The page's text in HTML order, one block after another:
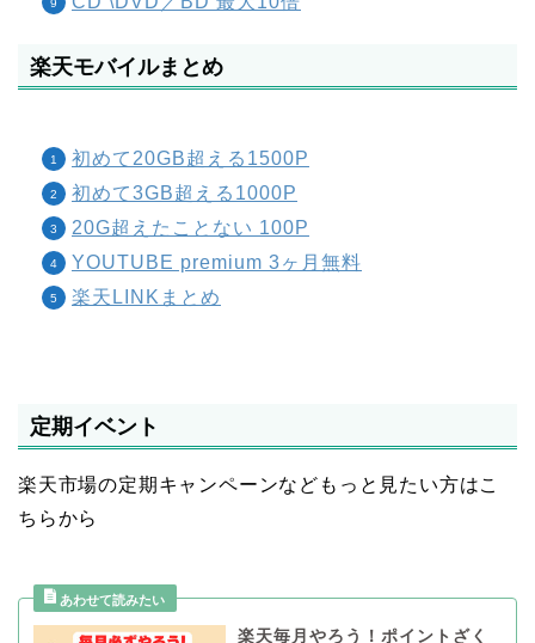
楽天モバイルまとめ
初めて20GB超える1500P
初めて3GB超える1000P
20G超えたことない 100P
YOUTUBE premium 3ヶ月無料
楽天LINKまとめ
定期イベント
楽天市場の定期キャンペーンなどもっと見たい方はこ
ちらから
楽天毎月やろう！ポイントざく